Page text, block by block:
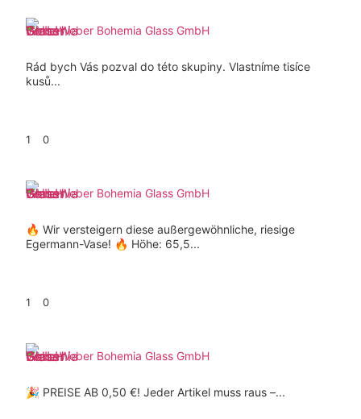
Weber Bohemia Glass GmbH
Rád bych Vás pozval do této skupiny. Vlastníme tisíce
kusů...
1 0
Weber Bohemia Glass GmbH
🔥 Wir versteigern diese außergewöhnliche, riesige
Egermann-Vase! 🔥 Höhe: 65,5...
1 0
Weber Bohemia Glass GmbH
🎉 PREISE AB 0,50 €! Jeder Artikel muss raus –...